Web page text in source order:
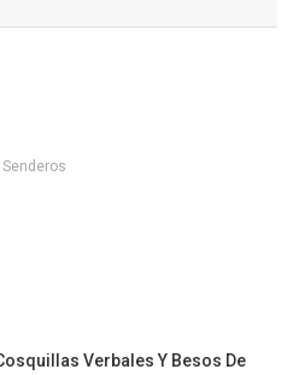
Verbales Y Besos De